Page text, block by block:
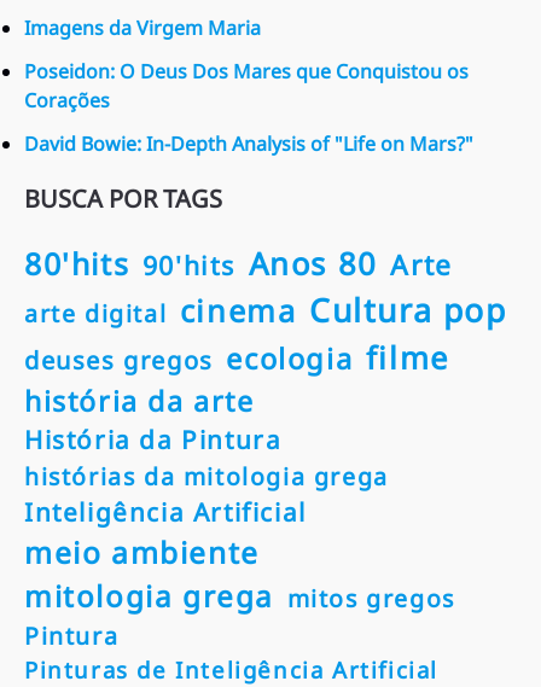
Imagens da Virgem Maria
Poseidon: O Deus Dos Mares que Conquistou os
Corações
David Bowie: In-Depth Analysis of "Life on Mars?"
BUSCA POR TAGS
80'hits 90'hits Anos 80 Arte
arte digital cinema Cultura pop
deuses gregos ecologia filme
história da arte
História da Pintura
histórias da mitologia grega
Inteligência Artificial
meio ambiente
mitologia grega mitos gregos
Pintura
Pinturas de Inteligência Artificial